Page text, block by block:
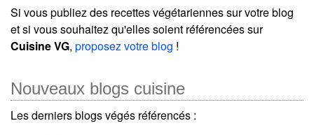
Si vous publiez des recettes végétariennes sur votre blog
et si vous souhaitez qu'elles soient référencées sur
Cuisine VG, proposez votre blog !
Nouveaux blogs cuisine
Les derniers blogs végés référencés :